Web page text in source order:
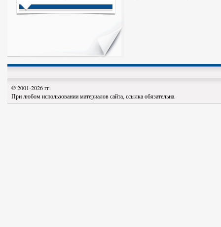
© 2001-2026 гг.
При любом использовании материалов сайта, ссылка обязательна.